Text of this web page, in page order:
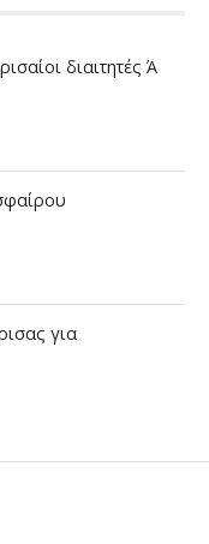
διαιτητές Ά
για